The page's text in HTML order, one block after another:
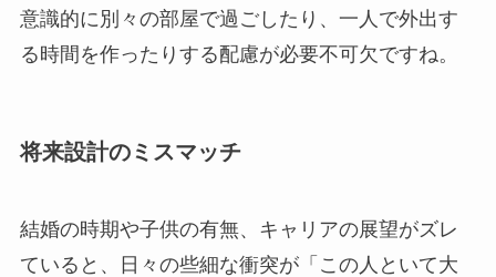
意識的に別々の部屋で過ごしたり、一人で外出す
る時間を作ったりする配慮が必要不可欠ですね。
将来設計のミスマッチ
結婚の時期や子供の有無、キャリアの展望がズレ
ていると、日々の些細な衝突が「この人といて大